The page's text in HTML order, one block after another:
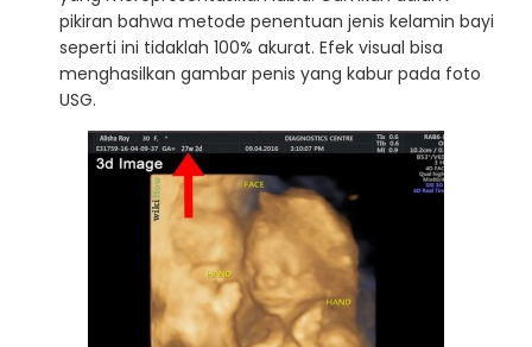
pikiran bahwa metode penentuan jenis kelamin bayi
seperti ini tidaklah 100% akurat. Efek visual bisa
menghasilkan gambar penis yang kabur pada foto
USG.